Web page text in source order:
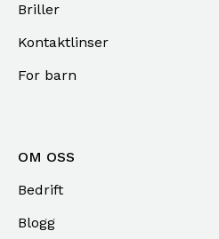
Briller
Kontaktlinser
For barn
OM OSS
Bedrift
Blogg